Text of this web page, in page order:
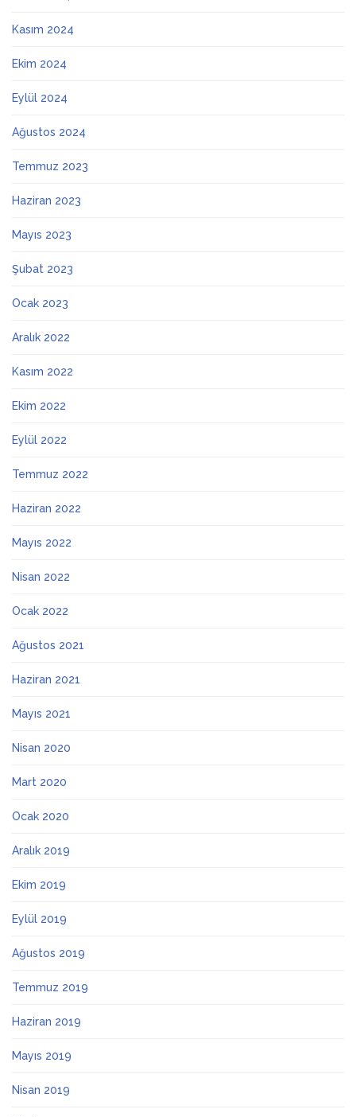
Kasım 2024
Ekim 2024
Eylül 2024
Ağustos 2024
Temmuz 2023
Haziran 2023
Mayıs 2023
Şubat 2023
Ocak 2023
Aralık 2022
Kasım 2022
Ekim 2022
Eylül 2022
Temmuz 2022
Haziran 2022
Mayıs 2022
Nisan 2022
Ocak 2022
Ağustos 2021
Haziran 2021
Mayıs 2021
Nisan 2020
Mart 2020
Ocak 2020
Aralık 2019
Ekim 2019
Eylül 2019
Ağustos 2019
Temmuz 2019
Haziran 2019
Mayıs 2019
Nisan 2019